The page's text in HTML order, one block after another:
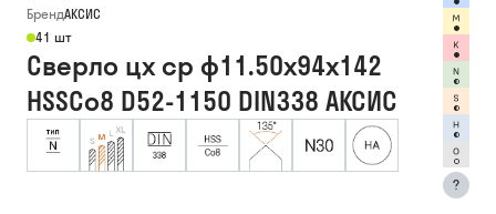
БрендАКСИС
41 шт
Сверло цх ср ф11.50х94х142
HSSCo8 D52-1150 DIN338 АКСИС
?